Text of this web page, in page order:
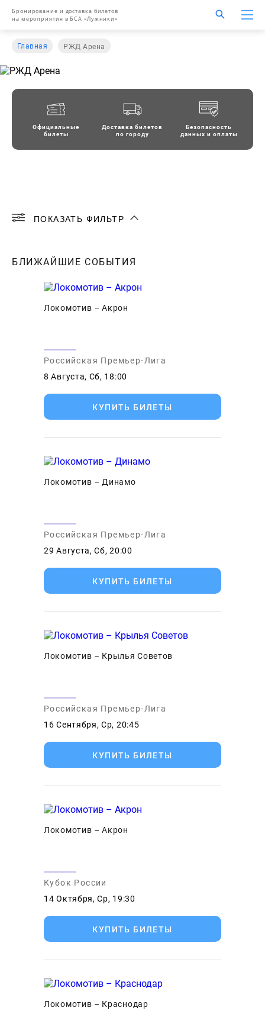
Бронирование и доставка билетов
на мероприятия в БСА «Лужники»
Главная РЖД Арена
Официальные
билеты
Доставка билетов
по городу
Безопасность
данных и оплаты
ПОКАЗАТЬ ФИЛЬТР
БЛИЖАЙШИЕ СОБЫТИЯ
Локомотив – Акрон
Российская Премьер-Лига
8 Августа, Сб, 18:00
КУПИТЬ БИЛЕТЫ
Локомотив – Динамо
Российская Премьер-Лига
29 Августа, Сб, 20:00
КУПИТЬ БИЛЕТЫ
Локомотив – Крылья Советов
Российская Премьер-Лига
16 Сентября, Ср, 20:45
КУПИТЬ БИЛЕТЫ
Локомотив – Акрон
Кубок России
14 Октября, Ср, 19:30
КУПИТЬ БИЛЕТЫ
Локомотив – Краснодар